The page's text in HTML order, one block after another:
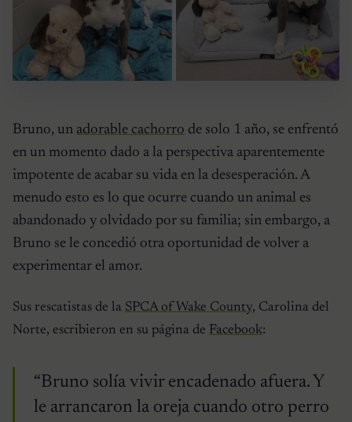
Bruno, un adorable cachorro de solo 1 año, se enfrentó
en un momento dado a la perspectiva aparentemente
impotente de acabar su vida en la desesperación. A
menudo esto es lo que ocurre cuando un animal es
abandonado y olvidado por su familia; sin embargo, a
Bruno se le concedió otra oportunidad de volver a
experimentar el amor.
Sus rescatistas de la SPCA of Wake County, Carolina del
Norte, escribieron en su página de Facebook:
“Bruno solía vivir encadenado afuera. Y
le arrancaron la oreja cuando otro perro